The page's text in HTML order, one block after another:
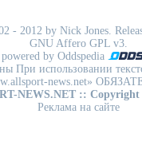
- 2012 by Nick Jones.
GNU Affero GPL v3.
by Oddspedia
При использовании
news.net»
NEWS.NET :: Copyright
Реклама на сайте